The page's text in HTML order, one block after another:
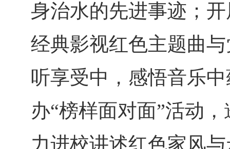
身治水的先进事迹；
经典影视红色主题曲
听享受中，感悟音乐
办“榜样面对面”活动
力进校讲述红色家风